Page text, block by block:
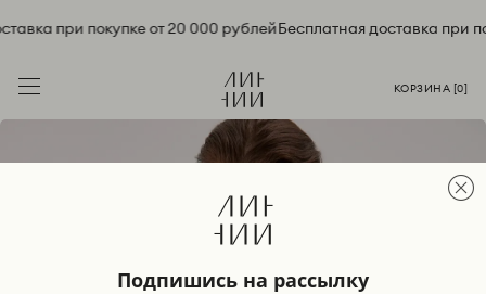
при покупке от 20 000 рублейБесплатная доставка при
КОРЗИНА [0
Подпишись на рассылку